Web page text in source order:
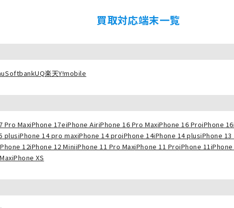
買取対応端末一覧
SoftbankUQ楽天Y!mobile
Pro MaxiPhone 17eiPhone AiriPhone 16 Pro MaxiPhone 16 ProiPhone 16
plusiPhone 14 pro maxiPhone 14 proiPhone 14iPhone 14 plusiPhone 13
12iPhone 12 MiniiPhone 11 Pro MaxiPhone 11 ProiPhone 11iPhone
iPhone XS